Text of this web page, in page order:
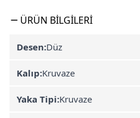
ÜRÜN BILGILERI
Desen:Düz
Kalıp:Kruvaze
Yaka Tipi:Kruvaze